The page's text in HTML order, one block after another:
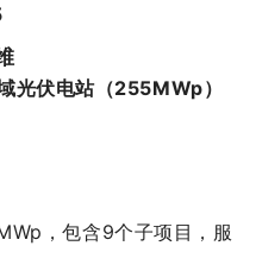
光伏电站（255MWp）
，包含9个子项目，服